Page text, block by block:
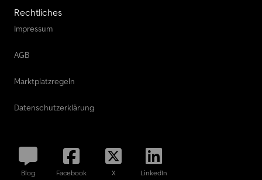
Rechtliches
Impressum
AGB
Marktplatzregeln
Datenschutzerklärung
Blog Facebook X LinkedIn